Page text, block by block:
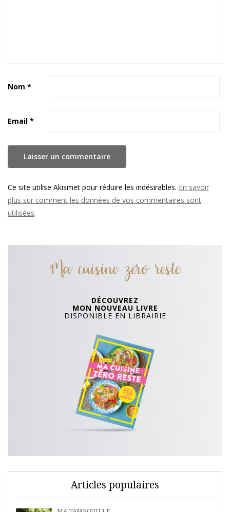
Nom *
Email *
Ce site utilise Akismet pour réduire les indésirables. En savoir
plus sur comment les données de vos commentaires sont
utilisées.
Ma cuisine zero reste
DÉCOUVREZ
MON NOUVEAU LIVRE
DISPONIBLE EN LIBRAIRIE
Articles populaires